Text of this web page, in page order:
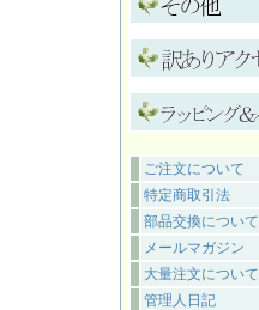
ご注文について
特定商取引法
部品交換について
メールマガジン
大量注文について
管理人日記